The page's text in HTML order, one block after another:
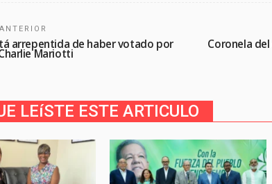
arrepentida de haber votado por
Mariotti
Coronela
LEíSTE ESTE ARTICULO